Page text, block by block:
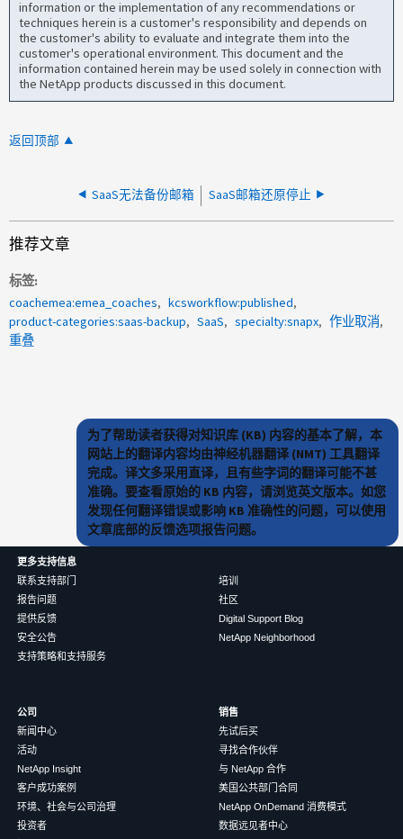
information or the implementation of any recommendations or
techniques herein is a customer's responsibility and depends on
the customer's ability to evaluate and integrate them into the
customer's operational environment. This document and the
information contained herein may be used solely in connection with
the NetApp products discussed in this document.
返回顶部
SaaS无法备份邮箱 SaaS邮箱还原停止
推荐文章
标签
coachemea:emea_coaches
kcsworkflow:published
product-categories:saas-backup
SaaS specialty:snapx
作业取消
重叠
为了帮助读者获得对知识库 (KB) 内容的基本了解，本
网站上的翻译内容均由神经机器翻译 (NMT) 工具翻译
完成。译文多采用直译，且有些字词的翻译可能不甚
准确。要查看原始的 KB 内容，请浏览英文版本。如您
发现任何翻译错误或影响 KB 准确性的问题，可以使用
文章底部的反馈选项报告问题。
更多支持信息
联系支持部门
报告问题
提供反馈
安全公告
支持策略和支持服务
培训
社区
Digital Support Blog
NetApp Neighborhood
公司
新闻中心
活动
NetApp Insight
客户成功案例
环境、社会与公司治理
投资者
销售
先试后买
寻找合作伙伴
与 NetApp 合作
美国公共部门合同
NetApp OnDemand 消费模式
数据远见者中心